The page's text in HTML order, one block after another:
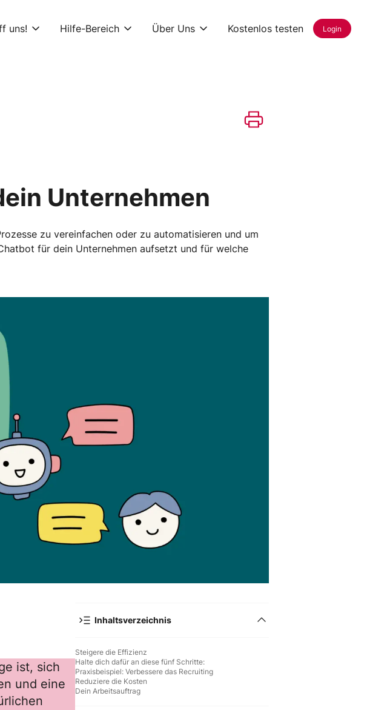
uns! Hilfe-Bereich Über Uns Kostenlos testen Login
Unternehmen
zu vereinfachen oder zu automatisieren und um
für dein Unternehmen aufsetzt und für welche
ist, sich
und eine
Inhaltsverzeichnis
Steigere die Effizienz
Halte dich dafür an diese fünf Schritte:
Praxisbeispiel: Verbessere das Recruiting
Reduziere die Kosten
Dein Arbeitsauftrag